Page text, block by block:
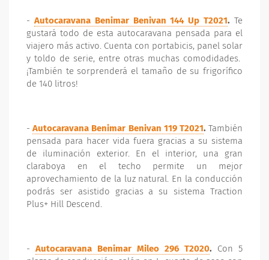
- Autocaravana Benimar Benivan 144 Up T2021.Te
gustará todo de esta autocaravana pensada para el
viajero más activo. Cuenta con portabicis, panel solar
y toldo de serie, entre otras muchas comodidades.
¡También te sorprenderá el tamaño de su frigorífico
de 140 litros!
-Autocaravana Benimar Benivan 119 T2021.También
pensada para hacer vida fuera gracias a su sistema
de iluminación exterior. En el interior, una gran
claraboya en el techo permite un mejor
aprovechamiento de la luz natural. En la conducción
podrás ser asistido gracias a su sistema Traction
Plus+ Hill Descend.
- Autocaravana Benimar Mileo 296 T2020. Con 5